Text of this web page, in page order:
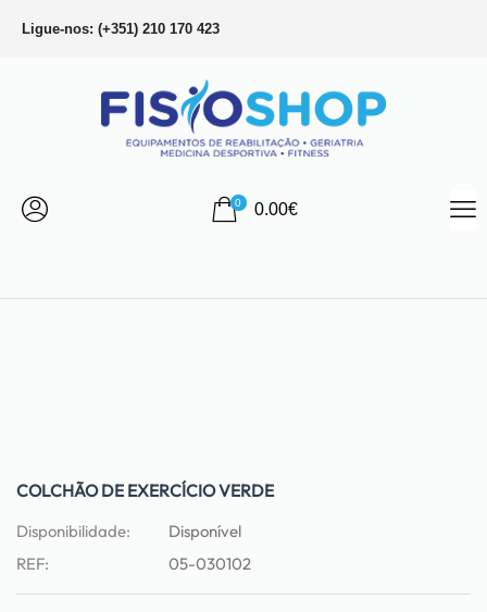
Ligue-nos: (+351) 210 170 423
0 0.00€
COLCHÃO DE EXERCÍCIO VERDE
Disponibilidade:
Disponível
REF:
05-030102